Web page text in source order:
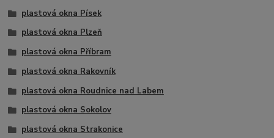
plastová okna Písek
plastová okna Plzeň
plastová okna Příbram
plastová okna Rakovník
plastová okna Roudnice nad Labem
plastová okna Sokolov
plastová okna Strakonice